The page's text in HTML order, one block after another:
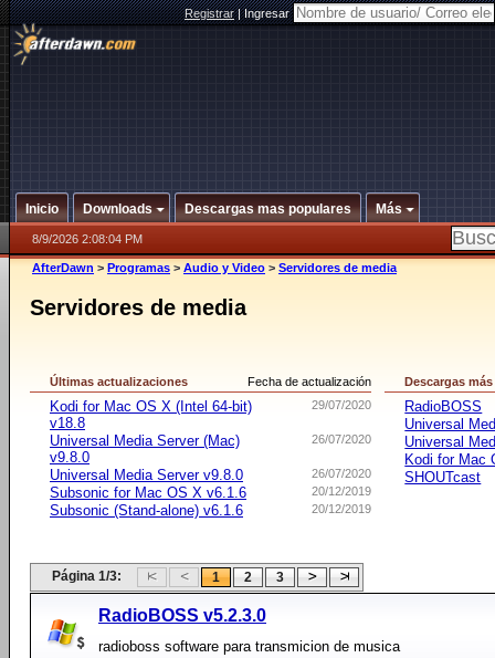
Registrar|Ingresar
Inicio Downloads Descargas mas populares Más
8/9/2026 2:08:04 PM
AfterDawn > Programas > Audio y Video > Servidores de media
Servidores de media
Fecha de actualización
Últimas actualizaciones
29/07/2020
Kodi for Mac OS X (Intel 64-bit)
v18.8
26/07/2020
Universal Media Server (Mac)
v9.8.0
26/07/2020
Universal Media Server v9.8.0
20/12/2019
Subsonic for Mac OS X v6.1.6
20/12/2019
Subsonic (Stand-alone) v6.1.6
Descargas
RadioBOSS
Universal
Universal
Kodi for Mac
SHOUTcast
Página 1/3: 1 2 3
RadioBOSS v5.2.3.0
radioboss software para transmicion de musica